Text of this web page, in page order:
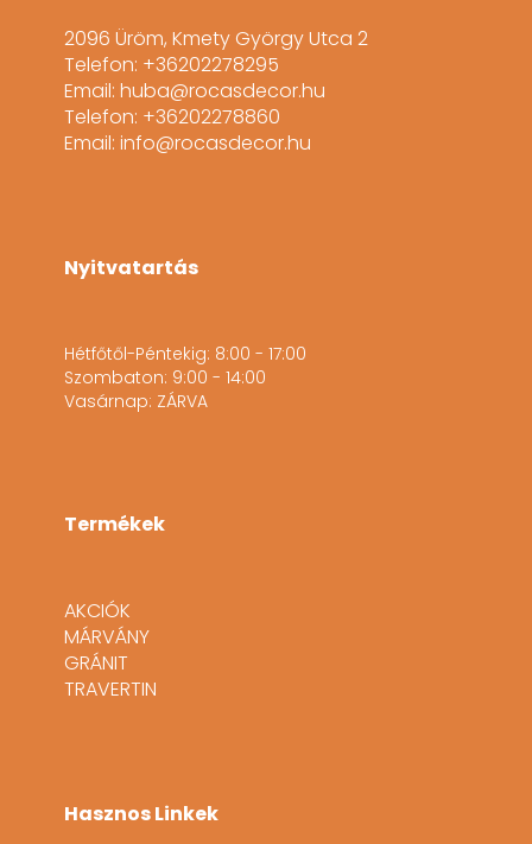
2096 Üröm, Kmety György Utca 2
Telefon: +36202278295
Email: huba@rocasdecor.hu
Telefon: +36202278860
Email: info@rocasdecor.hu
Nyitvatartás
Hétfőtől-Péntekig: 8:00 - 17:00
Szombaton: 9:00 - 14:00
Vasárnap: ZÁRVA
Termékek
AKCIÓK
MÁRVÁNY
GRÁNIT
TRAVERTIN
Hasznos Linkek